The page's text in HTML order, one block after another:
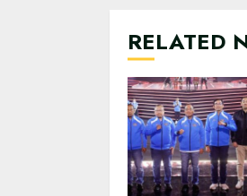
RELATED